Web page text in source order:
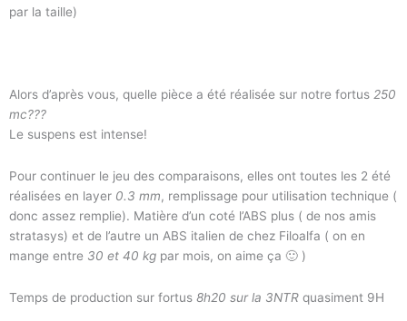
par la taille)
Alors d’après vous, quelle pièce a été réalisée sur notre fortus 250
mc???
Le suspens est intense!
Pour continuer le jeu des comparaisons, elles ont toutes les 2 été
réalisées en layer 0.3 mm, remplissage pour utilisation technique (
donc assez remplie). Matière d’un coté l’ABS plus ( de nos amis
stratasys) et de l’autre un ABS italien de chez Filoalfa ( on en
mange entre 30 et 40 kg par mois, on aime ça 🙂 )
Temps de production sur fortus 8h20 sur la 3NTR quasiment 9H